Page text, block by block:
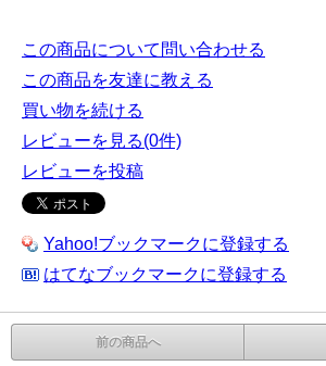
この商品について問い合わせる
この商品を友達に教える
買い物を続ける
レビューを見る(0件)
レビューを投稿
Yahoo!ブックマークに登録する
はてなブックマークに登録する
前の商品へ